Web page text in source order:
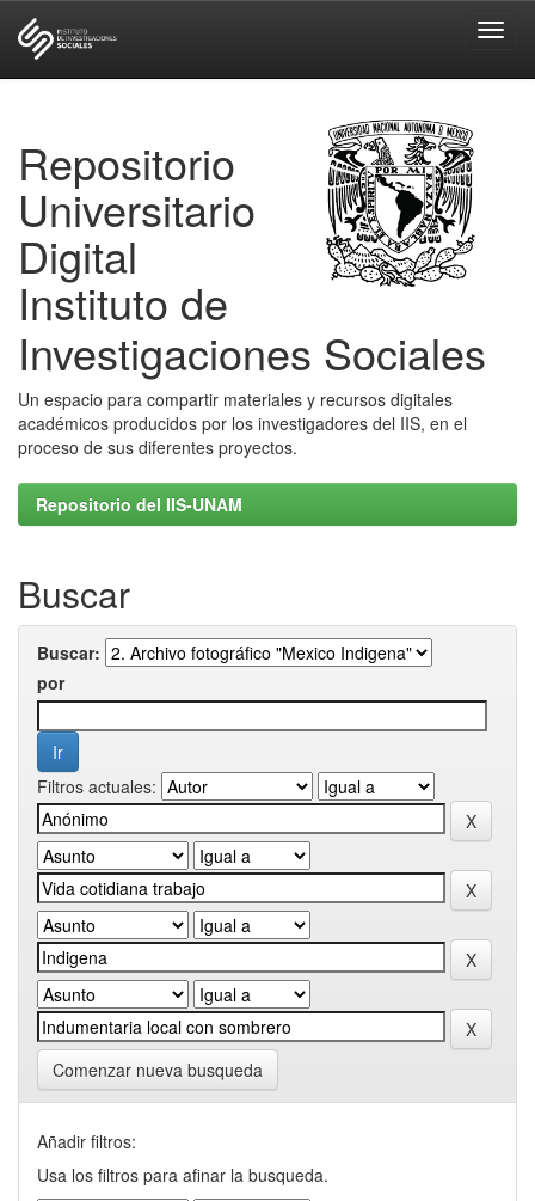
Repositorio
Universitario
Digital
Instituto de
Investigaciones Sociales
Un espacio para compartir materiales y recursos digitales
académicos producidos por los investigadores del IIS, en el
proceso de sus diferentes proyectos.
Repositorio del IIS-UNAM
Buscar
Buscar:
por
Filtros actuales:
Comenzar nueva busqueda
Añadir filtros:
Usa los filtros para afinar la busqueda.